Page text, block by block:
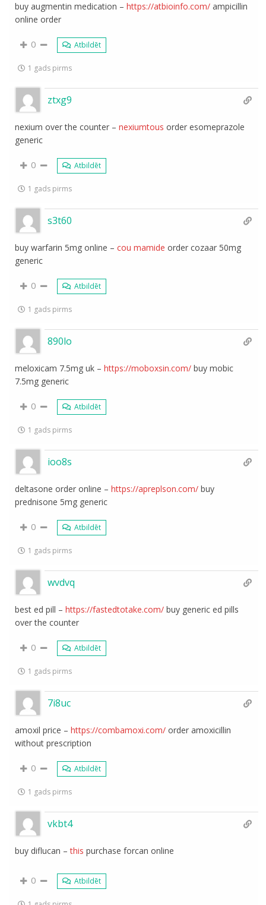
buy augmentin medication –https://atbioinfo.com/ ampicillin
online order
0 Atbildēt
1 gads pirms
ztxg9
nexium over the counter –nexiumtous order esomeprazole
generic
0 Atbildēt
1 gads pirms
s3t60
buy warfarin 5mg online –cou mamide order cozaar 50mg
generic
0 Atbildēt
1 gads pirms
890lo
meloxicam 7.5mg uk –https://moboxsin.com/ buy mobic
7.5mg generic
0 Atbildēt
1 gads pirms
ioo8s
deltasone order online –https://apreplson.com/ buy
prednisone 5mg generic
0 Atbildēt
1 gads pirms
wvdvq
best ed pill –https://fastedtotake.com/ buy generic ed pills
over the counter
0 Atbildēt
1 gads pirms
7i8uc
amoxil price –https://combamoxi.com/ order amoxicillin
without prescription
0 Atbildēt
1 gads pirms
vkbt4
buy diflucan –this purchase forcan online
0 Atbildēt